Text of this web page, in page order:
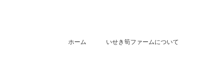
ホーム いせき筍ファームについて